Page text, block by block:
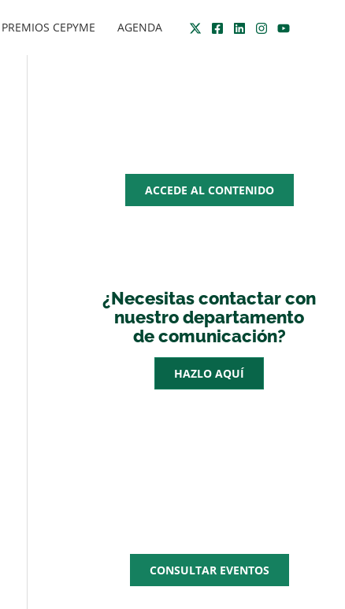
PREMIOS CEPYME AGENDA
ACCEDE AL CONTENIDO
¿Necesitas contactar con
nuestro departamento
de comunicación?
HAZLO AQUÍ
CONSULTAR EVENTOS